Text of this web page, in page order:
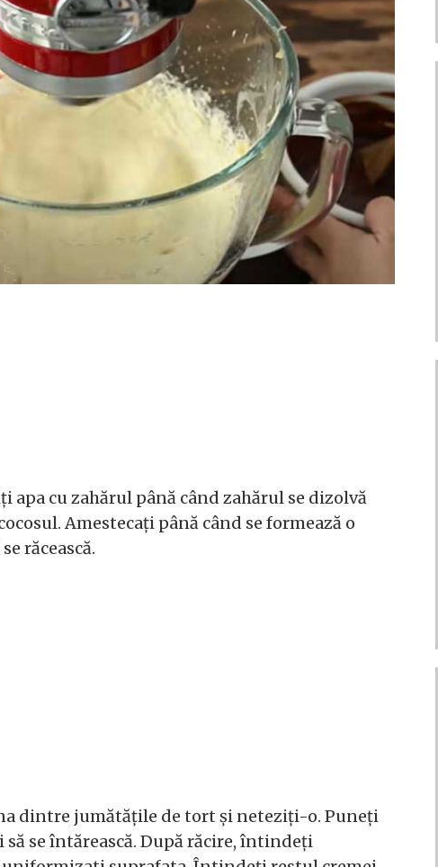
cu zahărul până când zahărul se dizolvă
Amestecați până când se formează o
răcească.
dintre jumătățile de tort și neteziți-o. Puneți
se întărească. După răcire, întindeți